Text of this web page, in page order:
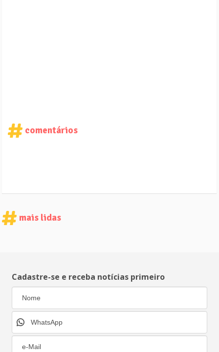
comentários
mais lidas
Cadastre-se e receba notícias primeiro